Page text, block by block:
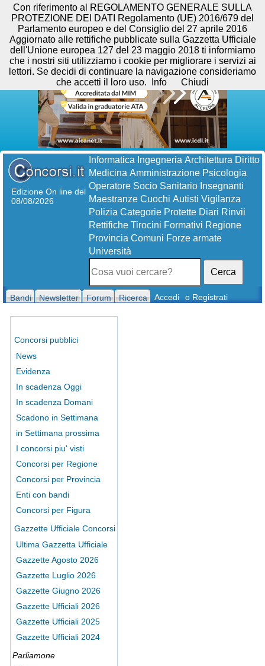
Edizione On line del
08/08/2026
Informatica Ingegneria Architettura Diritto
Medicina Amministrazione Psicologia
Operatore Socio Sanitario Insegnanti
Maestranze Cuochi Autisti Vigilanza
Polizia Categorie Protette Diari Rinvii
Rettifiche Tirocini Formativi Regione
Provincia Comuni Forze armate
Università
Cerca
Bandi Newsletter Forum Ricerca Accedi o Registrati
Concorsi pubblici
News
Evidenza
In scadenza Oggi
In scadenza Domani
Scadono in Settimana
in Settimana prossima
I concorsi piu' visti
Concorsi per Regione
Concorsi per Provincia
Enti con bandi
Concorsi per Figura
Gazzette Ufficiale Concorsi
Ultima Gazzetta Ufficiale
Gazzette Agosto 2026
Gazzette Luglio 2026
Gazzette Giugno 2026
Gazzette Ufficiali 2026
Gazzette Ufficiali 2025
Gazzette Ufficiali 2024
Parliamone
Con riferimento al REGOLAMENTO GENERALE SULLA
PROTEZIONE DEI DATI Regolamento (UE) 2016/679 del
Parlamento europeo e del Consiglio del 27 aprile 2016
Aggiornato alle rettifiche pubblicate sulla Gazzetta Ufficiale
dell'Unione europea 127 del 23 maggio 2018 ti informiamo
che i nostri siti utilizziamo i cookie per migliorare i servizi ai
lettori. Se decidi di continuare la navigazione consideriamo
che accetti il loro uso.
Info Chiudi